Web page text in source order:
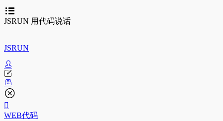
JSRUN 用代码说话
JSRUN
WEB代码